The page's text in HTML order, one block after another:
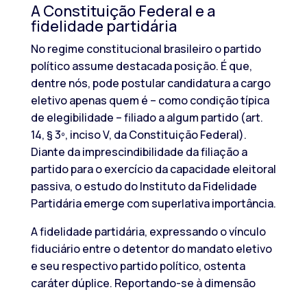
A Constituição Federal e a
fidelidade partidária
No regime constitucional brasileiro o partido
político assume destacada posição. É que,
dentre nós, pode postular candidatura a cargo
eletivo apenas quem é – como condição típica
de elegibilidade – filiado a algum partido (art.
14, § 3º, inciso V, da Constituição Federal).
Diante da imprescindibilidade da filiação a
partido para o exercício da capacidade eleitoral
passiva, o estudo do Instituto da Fidelidade
Partidária emerge com superlativa importância.
A fidelidade partidária, expressando o vínculo
fiduciário entre o detentor do mandato eletivo
e seu respectivo partido político, ostenta
caráter dúplice. Reportando-se à dimensão